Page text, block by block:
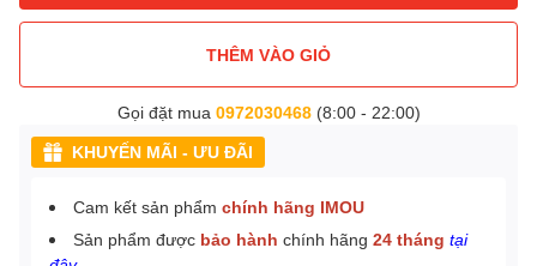
THÊM VÀO GIỎ
Gọi đặt mua 0972030468(8:00 - 22:00)
KHUYẾN MÃI - ƯU ĐÃI
Cam kết sản phẩm chính hãng IMOU
Sản phẩm được bảo hành chính hãng 24 tháng tại